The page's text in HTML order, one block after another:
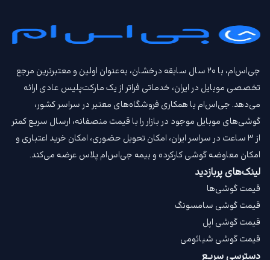
جی‌اس‌ام، با ۲۰ سال سابقه درخشان، به‌عنوان اولین و معتبرترین مرجع
تخصصی موبایل در ایران، خدماتی فراتر از یک مارکت‌پلیس عادی ارائه
می‌دهد. جی‌اس‌ام با همکاری فروشگاه‌های معتبر در سراسر کشور،
گوشی‌های موبایل موجود در بازار را با قیمت‌ منصفانه، ارسال سریع کمتر
از ۳ ساعت در سراسر ایران، امکان تحویل حضوری، امکان خرید اعتباری و
امکان معاوضه گوشی کارکرده و بیمه جی‌اس‌ام‌ پلاس عرضه می‌کند.
لینک‌های پربازدید
قیمت گوشی‌ها
قیمت گوشی سامسونگ
قیمت گوشی اپل
قیمت گوشی شیائومی
دسترسی سریع